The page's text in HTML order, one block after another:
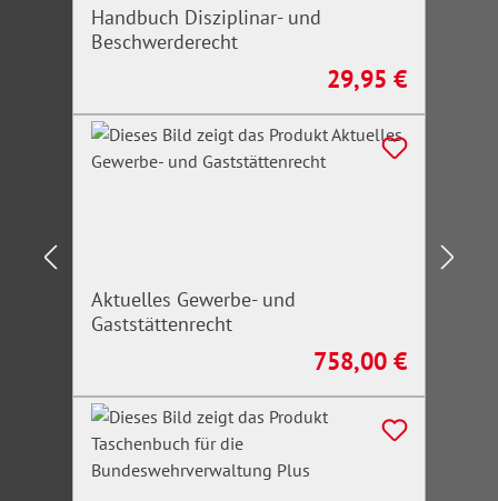
Handbuch Disziplinar- und
Beschwerderecht
Regulärer Preis:
29,95 €
Aktuelles Gewerbe- und
Gaststättenrecht
Regulärer Preis:
758,00 €